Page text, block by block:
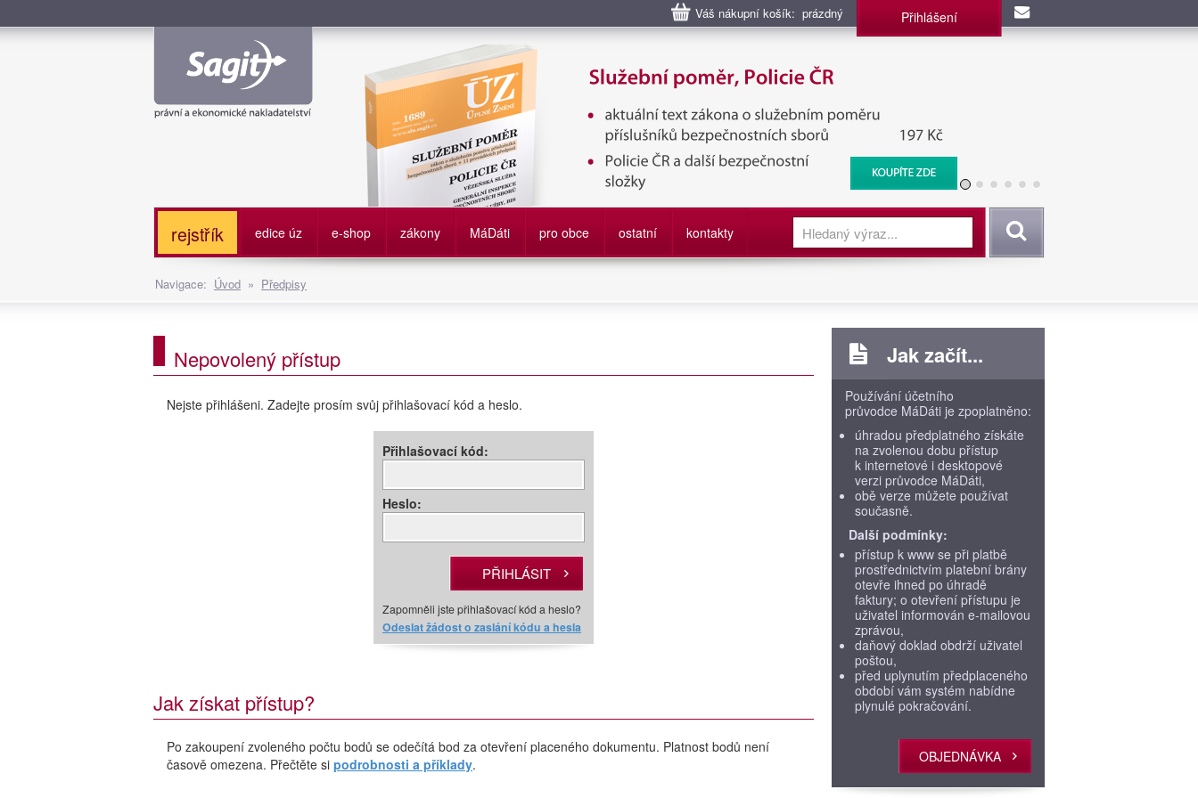
Váš nákupní košík: prázdný Přihlášení
Služební poměr příslušníků bezpečnostních sborů, Policie ČR, Vězeňská služba, BIS, Zpravodajské
služby
rejstřík edice úz e-shop zákony MáDáti pro obce ostatní kontakty Vyhledat
Navigace: Úvod » Předpisy
Nepovolený přístup
Nejste přihlášeni. Zadejte prosím svůj přihlašovací kód a heslo.
Přihlašovací kód:
Heslo:
Zapomněli jste přihlašovací kód a heslo?
Odeslat žádost o zaslání kódu a hesla
Jak získat přístup?
Po zakoupení zvoleného počtu bodů se odečítá bod za otevření placeného dokumentu. Platnost bodů není
časově omezena. Přečtěte si podrobnosti a příklady.
Jak začít...
Používání účetního
průvodce MáDáti je zpoplatněno:
úhradou předplatného získáte
na zvolenou dobu přístup
k internetové i desktopové
verzi průvodce MáDáti,
obě verze můžete používat
současně.
Další podmínky:
přístup k www se při platbě
prostřednictvím platební brány
otevře ihned po úhradě
faktury; o otevření přístupu je
uživatel informován e-mailovou
zprávou,
daňový doklad obdrží uživatel
poštou,
před uplynutím předplaceného
období vám systém nabídne
plynulé pokračování.
OBJEDNÁVKA